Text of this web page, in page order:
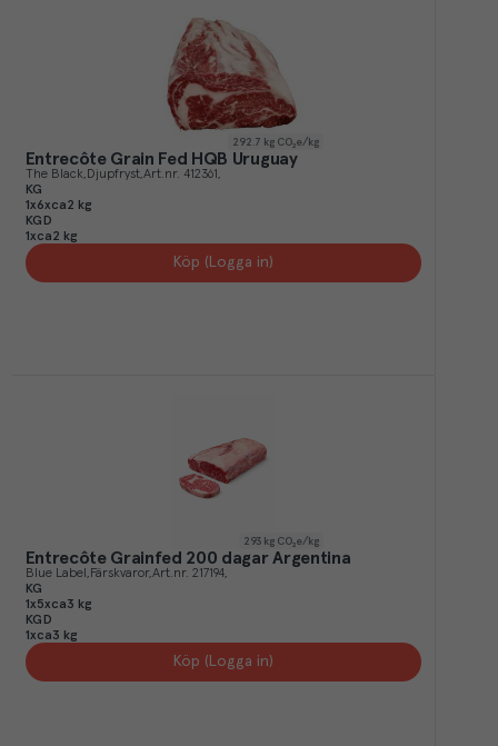
292.7 kg CO₂e/kg
Entrecôte Grain Fed HQB Uruguay
The Black Djupfryst Art.nr. 412361
KG
1x6xca2 kg
KGD
1xca2 kg
Köp (Logga in)
293 kg CO₂e/kg
Entrecôte Grainfed 200 dagar Argentina
Blue Label Färskvaror Art.nr. 217194
KG
1x5xca3 kg
KGD
1xca3 kg
Köp (Logga in)